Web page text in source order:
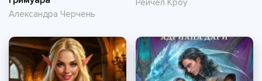
Александра Черчень
Рейчел Кроу